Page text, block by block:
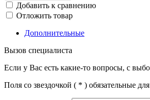
Добавить к сравнению
Отложить товар
Дополнительные
Вызов специалиста
Если у Вас есть какие-то вопросы, с
Поля со звездочкой ( * ) обязательные